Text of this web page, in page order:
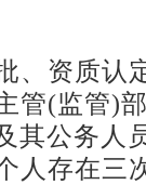
资质认
管(监管)
其公务人
人存在三